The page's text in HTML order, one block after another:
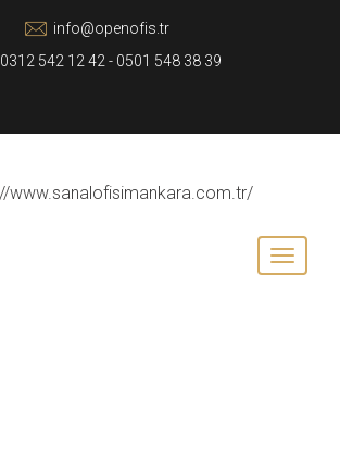
info@openofis.tr
0312 542 12 42 - 0501 548 38 39